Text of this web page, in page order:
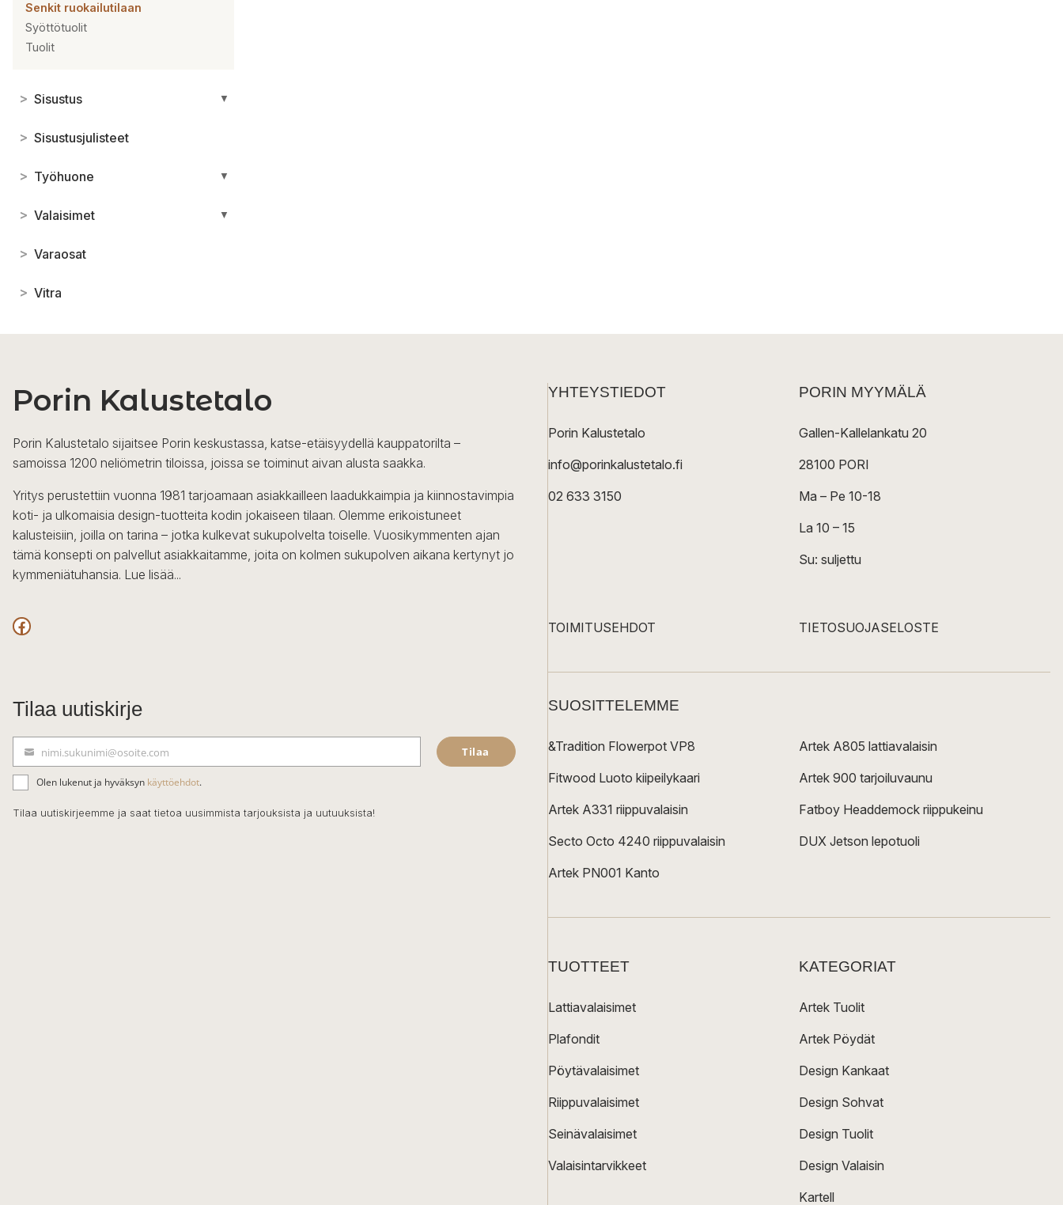
Senkit ruokailutilaan
Syöttötuolit
Tuolit
> Sisustus ▼
> Sisustusjulisteet
> Työhuone ▼
> Valaisimet ▼
> Varaosat
> Vitra
Porin Kalustetalo
Porin Kalustetalo sijaitsee Porin keskustassa, katse-etäisyydellä kauppatorilta –
samoissa 1200 neliömetrin tiloissa, joissa se toiminut aivan alusta saakka.
Yritys perustettiin vuonna 1981 tarjoamaan asiakkailleen laadukkaimpia ja kiinnostavimpia
koti- ja ulkomaisia design-tuotteita kodin jokaiseen tilaan. Olemme erikoistuneet
kalusteisiin, joilla on tarina – jotka kulkevat sukupolvelta toiselle. Vuosikymmenten ajan
tämä konsepti on palvellut asiakkaitamme, joita on kolmen sukupolven aikana kertynyt jo
kymmeniätuhansia. Lue lisää...
Facebook
Tilaa uutiskirje
ä
h
k
nimi.sukunimi@osoite.com Tilaa
Olen lukenut ja hyväksyn käyttöehdot.
Tilaa uutiskirjeemme ja saat tietoa uusimmista tarjouksista ja uutuuksista!
YHTEYSTIEDOT
Porin Kalustetalo
info@porinkalustetalo.fi
02 633 3150
PORIN MYYMÄLÄ
Gallen-Kallelankatu 20
28100 PORI
Ma – Pe 10-18
La 10 – 15
Su: suljettu
TOIMITUSEHDOT TIETOSUOJASELOSTE
SUOSITTELEMME
&Tradition Flowerpot VP8
Fitwood Luoto kiipeilykaari
Artek A331 riippuvalaisin
Secto Octo 4240 riippuvalaisin
Artek PN001 Kanto
Artek A805 lattiavalaisin
Artek 900 tarjoiluvaunu
Fatboy Headdemock riippukeinu
DUX Jetson lepotuoli
TUOTTEET
Lattiavalaisimet
Plafondit
Pöytävalaisimet
Riippuvalaisimet
Seinävalaisimet
Valaisintarvikkeet
KATEGORIAT
Artek Tuolit
Artek Pöydät
Design Kankaat
Design Sohvat
Design Tuolit
Design Valaisin
Kartell